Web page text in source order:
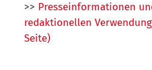
>> Presseinformationen
redaktionellen
Seite)